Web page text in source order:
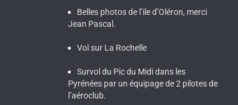
Belles photos de l’ile d’Oléron, merci
Jean Pascal.
Vol sur La Rochelle
Survol du Pic du Midi dans les
Pyrénées par un équipage de 2 pilotes de
l’aéroclub.